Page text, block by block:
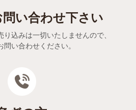
い合わせ下さい
込みは一切いたしませんので、
問い合わせください。